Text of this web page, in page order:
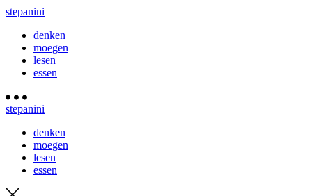
stepanini
denken
moegen
lesen
essen
stepanini
denken
moegen
lesen
essen